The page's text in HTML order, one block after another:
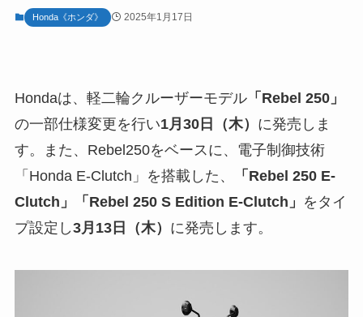
Honda《ホンダ》 2025年1月17日
Hondaは、軽二輪クルーザーモデル「Rebel 250」
の一部仕様変更を行い1月30日（木） に発売しま
す。また、Rebel250をベースに、電子制御技術
「Honda E-Clutch」を搭載した、
「Rebel 250 E-
Clutch」「Rebel 250 S Edition E-Clutch」 をタイ
プ設定し3月13日（木） に発売します。